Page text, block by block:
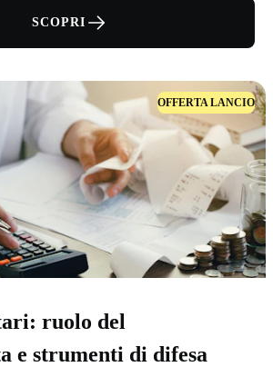
SCOPRI
OFFERTA LANCIO
ruolo del
e strumenti di difesa